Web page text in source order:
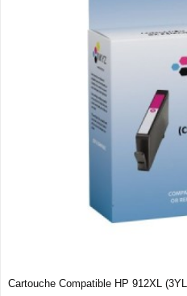
Cartouche Compatible HP 912XL